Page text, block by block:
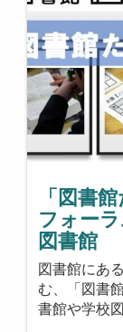
「図書
フォー
図書館
図書館にあ
む、「図書
書館や学校